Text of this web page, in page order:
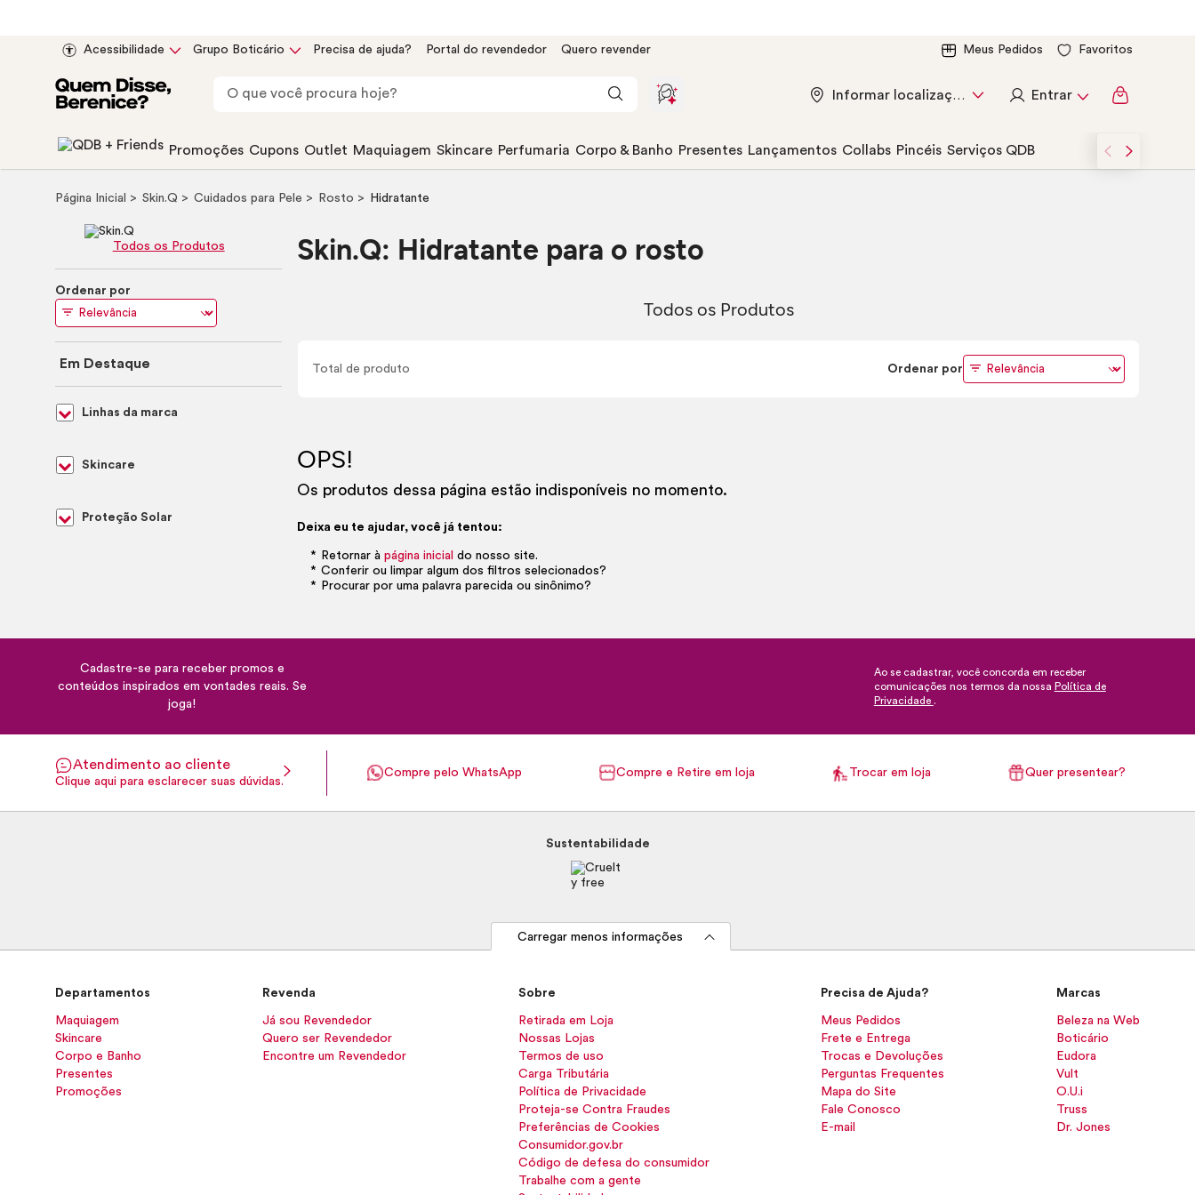
Acessibilidade Grupo Boticário Precisa de ajuda? Portal do revendedor Quero revender Meus Pedidos Favoritos
Informar localização Entrar
Promoções Cupons Outlet Maquiagem Skincare Perfumaria Corpo & Banho Presentes Lançamentos Collabs Pincéis Serviços QDB
Página Inicial Skin.Q Cuidados para Pele Rosto Hidratante
Skin.Q: Hidratante para o rosto
Todos os Produtos
Total deproduto Ordenar por
OPS!
Os produtos dessa página estão indisponíveis no momento.
Deixa eu te ajudar, você já tentou:
Retornar àpágina inicial do nosso site.
Conferir ou limpar algum dos filtros selecionados?
Procurar por uma palavra parecida ou sinônimo?
Todos os Produtos
Ordenar por
Em Destaque
Linhas da marca
Skincare
Proteção Solar
Cadastre-se para receber promos e
conteúdos inspirados em vontades reais. Se
joga!
Ao se cadastrar, você concorda em receber
comunicações nos termos da nossa Política de
Privacidade .
Atendimento ao cliente
Clique aqui para esclarecer suas dúvidas.
Compre pelo WhatsApp Compre e Retire em loja Trocar em loja Quer presentear?
Sustentabilidade
Carregar menos informações
Departamentos
Maquiagem
Skincare
Corpo e Banho
Presentes
Promoções
Revenda
Já sou Revendedor
Quero ser Revendedor
Encontre um Revendedor
Sobre
Retirada em Loja
Nossas Lojas
Termos de uso
Carga Tributária
Política de Privacidade
Proteja-se Contra Fraudes
Preferências de Cookies
Consumidor.gov.br
Código de defesa do consumidor
Trabalhe com a gente
Precisa de Ajuda?
Meus Pedidos
Frete e Entrega
Trocas e Devoluções
Perguntas Frequentes
Mapa do Site
Fale Conosco
E-mail
Marcas
Beleza na Web
Boticário
Eudora
Vult
O.U.i
Truss
Dr. Jones